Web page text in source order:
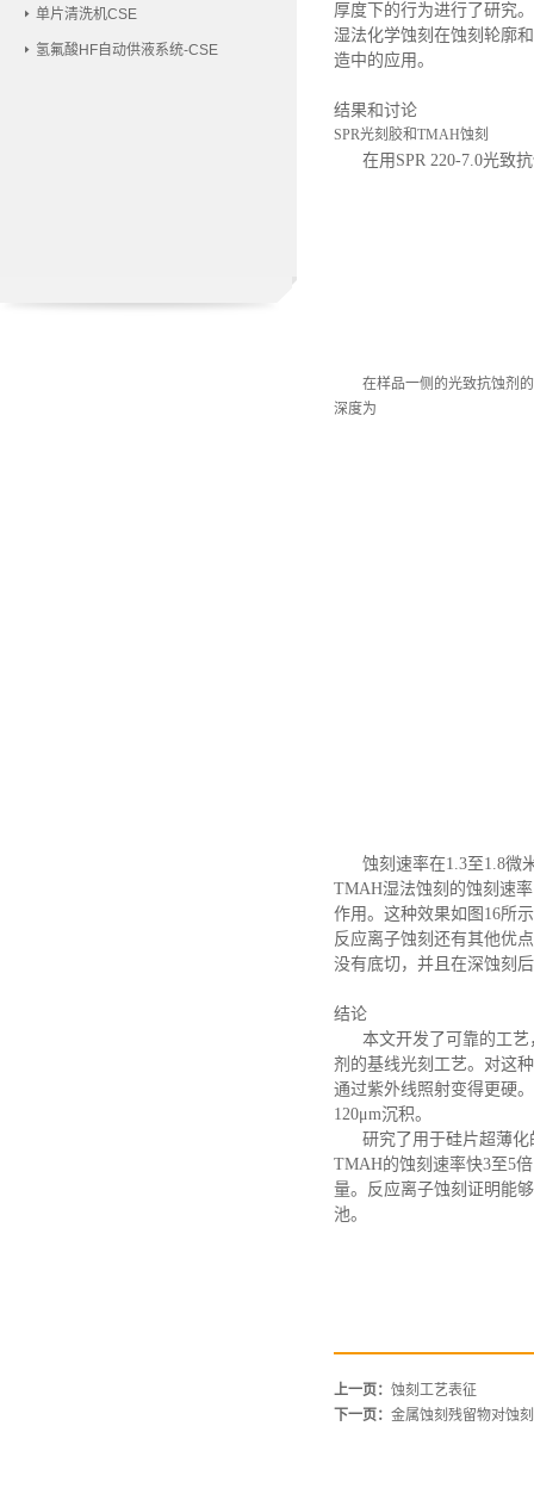
单片清洗机CSE
氢氟酸HF自动供液系统-CSE
厚度下的行为进行了研究
湿法化学蚀刻在蚀刻轮廓
造中的应用。
结果和讨论
SPR光刻胶和TMAH蚀刻
在用 SPR 220-7.0光致
在样品一侧的光致抗蚀剂
深度为
蚀刻速率在1.3至1.8微
TMAH湿法蚀刻的蚀刻速
作用。这种效果如图16所
反应离子蚀刻还有其他优
没有底切，并且在深蚀刻
结论
本文开发了可靠的工
剂的基线光刻工艺。对这
通过紫外线照射变得更硬
120μm沉积。
研究了用于硅片超薄
TMAH的蚀刻速率快3至5
量。反应离子蚀刻证明能
池。
上一页： 蚀刻工艺表征
下一页： 金属蚀刻残留物对蚀